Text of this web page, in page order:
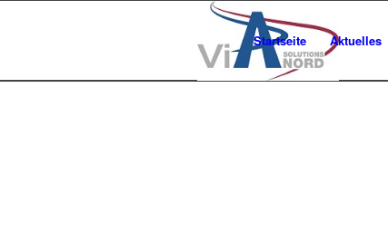
Startseite Aktuelles